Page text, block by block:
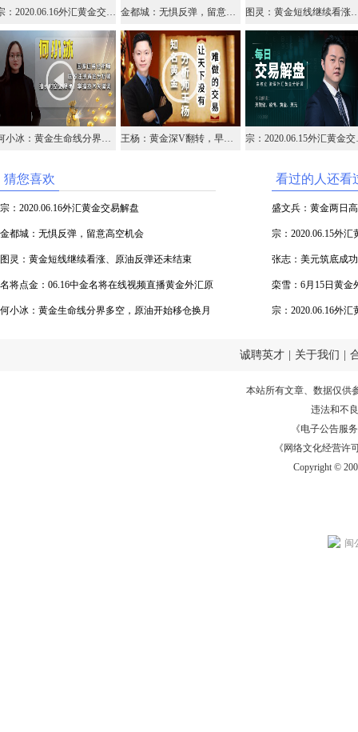
宗：2020.06.16外汇黄金交易解盘 金都城：无惧反弹，留意高空机会 图灵：黄金短线继续看涨
何小冰：黄金生命线分界多空，原油开始移仓换月 王杨：黄金深V翻转，早盘依托1720干多！ 宗：
猜您喜欢
宗：2020.06.16外汇黄金交易解盘
金都城：无惧反弹，留意高空机会
图灵：黄金短线继续看涨、原油反弹还未结束
名将点金：06.16中金名将在线视频直播黄金外汇原
油
何小冰：黄金生命线分界多空，原油开始移仓换月
看过的人还看
盛文兵：黄金两日
域空
宗：2020.06.15外汇
张志：美元筑底成
栾雪：6月15日黄金
宗：2020.06.16外汇
诚聘英才 关于我们
本站所有文章、数据仅供
违法和不
《电子公告服务
《网络文化经营许
Copyright ©
闽